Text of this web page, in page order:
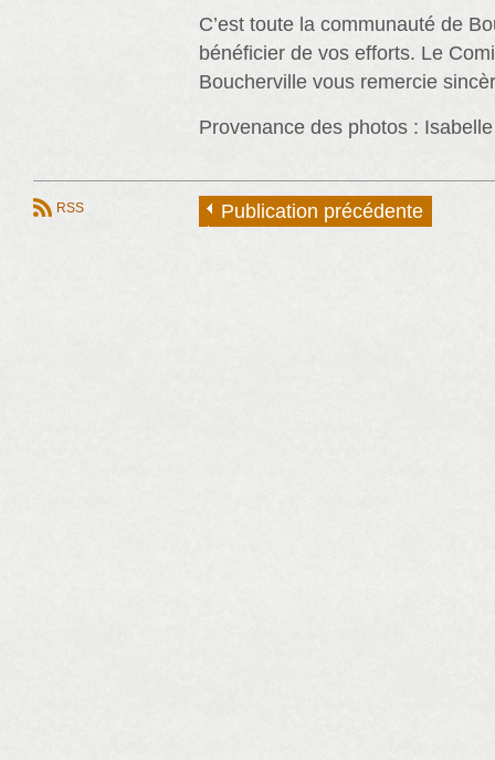
C’est toute la communauté de
bénéficier de vos efforts. Le
Boucherville vous remercie
Provenance des photos :
RSS Publication précédente